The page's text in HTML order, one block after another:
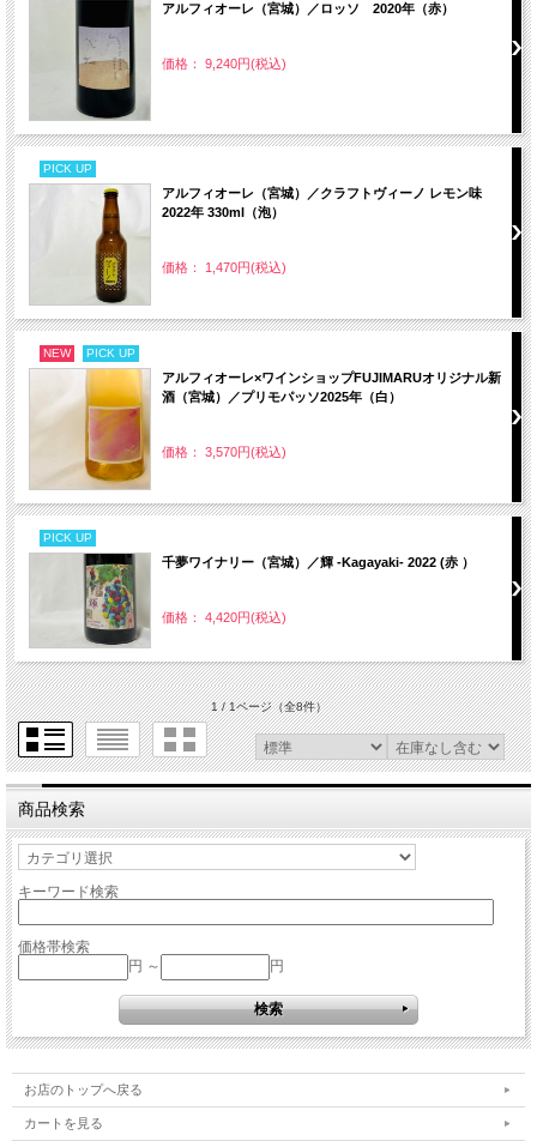
アルフィオーレ（宮城）／ロッソ 2020年（赤）
価格： 9,240円(税込)
PICK UP
アルフィオーレ（宮城）／クラフトヴィーノ レモン味
2022年 330ml（泡）
価格： 1,470円(税込)
NEW PICK UP
アルフィオーレ×ワインショップFUJIMARUオリジナル新
酒（宮城）／プリモパッソ2025年（白）
価格： 3,570円(税込)
PICK UP
千夢ワイナリー（宮城）／輝 -Kagayaki- 2022 (赤 ）
価格： 4,420円(税込)
1 / 1ページ（全8件）
商品検索
キーワード検索
価格帯検索
円 ～
円
お店のトップへ戻る
カートを見る